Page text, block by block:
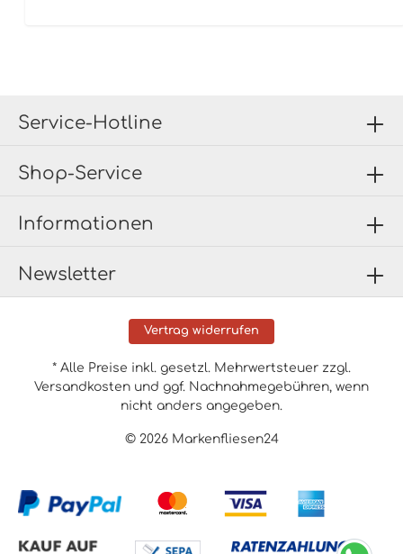
Newsletter
Service-Hotline
Shop-Service
Informationen
Vertrag widerrufen
© 2026 Markenfliesen24
* Alle Preise inkl. gesetzl. Mehrwertsteuer zzgl.
Versandkosten und ggf. Nachnahmegebühren, wenn
nicht anders angegeben.